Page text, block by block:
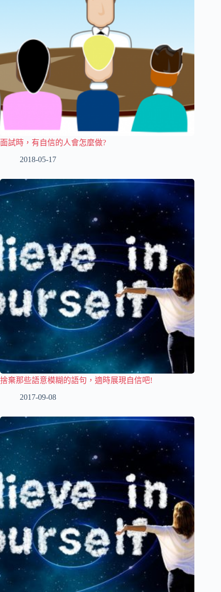
面試時，有自信的人會怎麼做?
2018-05-17
捨棄那些語意模糊的語句，適時展現自信吧!
2017-09-08